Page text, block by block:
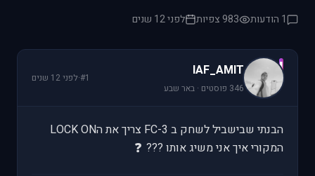
1 הודעות 983 צפיות לפני 12 שנים
I
IAF_AMIT
346 פוסטים · באר שבע
#1
·לפני 12 שנים
הבנתי שבישביל לשחק ב FC-3 צריך את הLOCK ON
המקורי איך אני משיג אותו ??? ❓